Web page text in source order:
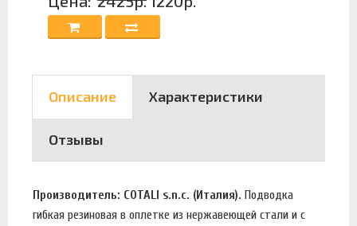
Описание Характеристики
Отзывы
Производитель: COTALI s.n.c. (Италия). Подводка
гибкая резиновая в оплетке из нержавеющей стали и c